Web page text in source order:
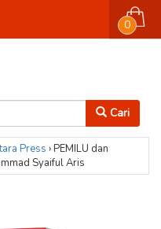
Cari
0
Press ›PEMILU dan
Syaiful Aris